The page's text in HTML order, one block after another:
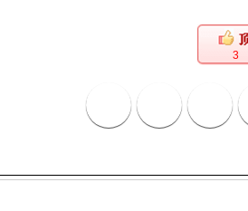
3